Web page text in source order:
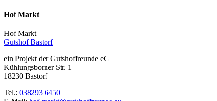
Hof Markt
Hof Markt
Gutshof Bastorf
ein Projekt der Gutshoffreunde eG
Kühlungsborner Str. 1
18230 Bastorf
Tel.: 038293 6450